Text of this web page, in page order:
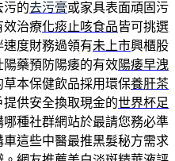
污的去污膏或家具表面頑固污
效治療化痰止咳食品皆可挑選
度財務過領有未上市興櫃股
藥預防陽痿的有效陽痿早洩
本保健飲品採用環保養肝茶
供安全換取現金的世界杯足
種社群網站於最請您務必準
這些中醫最推黑髮秘方需求